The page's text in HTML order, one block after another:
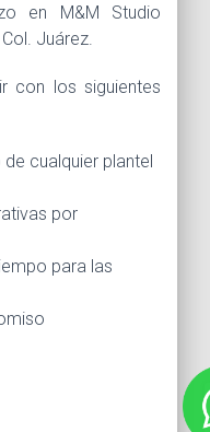
en M&M Studio
Juárez.
con los siguientes
cualquier plantel
por
para las